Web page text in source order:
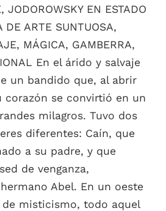
JODOROWSKY EN ESTADO
DE ARTE SUNTUOSA,
MÁGICA, GAMBERRA,
En el árido y salvaje
un bandido que, al abrir
corazón se convirtió en un
milagros. Tuvo dos
diferentes: Caín, que
a su padre, y que
de venganza,
Abel. En un oeste
misticismo, todo aquel